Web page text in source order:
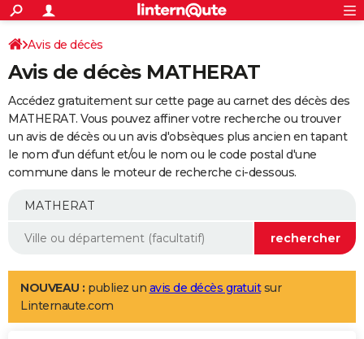
ACTUALITÉS
Politique
Société
Faits Divers
Education
Monde
Villes
+
SPORT
Coupe du monde 2026
Football
Tennis
Cyclisme
Rugby
Forum
Programme TV
TNT
Streaming
Cinéma
Sorties cinéma
Musique
+
FINANCE
Impôts
Immobilier
Risques naturels par ville
Banque
Assurance
Crédit
AUTO
Essais
Réserver un essai
Citadines
Berlines
SUV
Forum auto
+
Mobiles
Meilleur smartphone
Internet
Ordinateurs
Jeux vidéo
Guide high-tech
Aménagement intérieur
LIFESTYLE
Art de vivre
Bien-être
Loisirs
Mode
Modes de vie
Avis de décès
Avis de décès MATHERAT
Accédez gratuitement sur cette page au carnet des décès des
MATHERAT. Vous pouvez affiner votre recherche ou trouver
un avis de décès ou un avis d'obsèques plus ancien en tapant
le nom d'un défunt et/ou le nom ou le code postal d'une
commune dans le moteur de recherche ci-dessous.
NOUVEAU : publiez un avis de décès gratuitsur
Linternaute.com